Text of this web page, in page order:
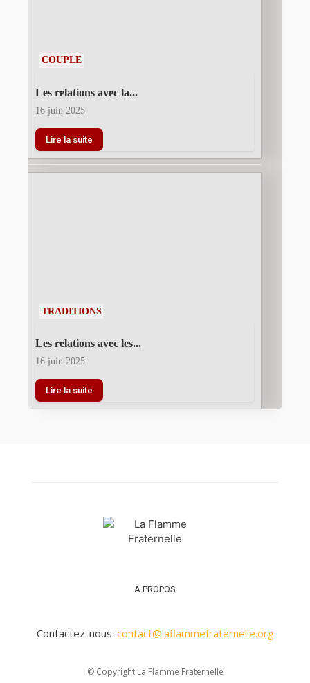
COUPLE
Les relations avec la...
16 juin 2025
Lire la suite
TRADITIONS
Les relations avec les...
16 juin 2025
Lire la suite
À PROPOS
Contactez-nous: contact@laflammefraternelle.org
© Copyright La Flamme Fraternelle